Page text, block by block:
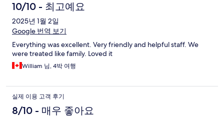
10/10 - 최고예요
2025년 1월 2일
Google 번역 보기
Everything was excellent. Very friendly and helpful staff. We
were treated like family. Loved it
William 님, 4박 여행
실제 이용 고객 후기
8/10 - 매우 좋아요